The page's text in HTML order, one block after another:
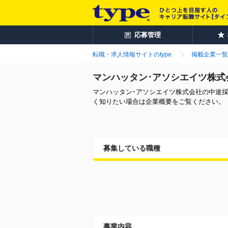
応募管理
転職・求人情報サイトのtype 掲載企業一覧
マンハッタン･アソシエイツ株
マンハッタン･アソシエイツ株式会社の中途
く知りたい場合は企業概要をご覧ください。
募集している職種